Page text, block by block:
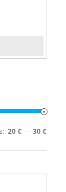
20 € — 30 €